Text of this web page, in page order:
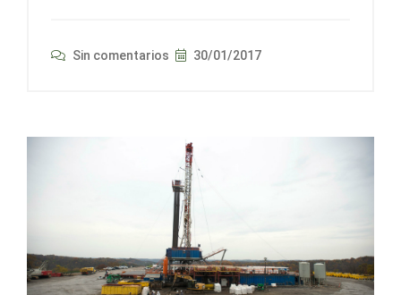
Sin comentarios 30/01/2017